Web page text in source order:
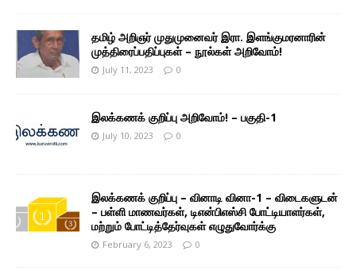
தமிழ் அறிஞர் முதுமுனைவர் இரா. இளங்குமரனாரின்
முத்திரைப்பதிப்புகள் – நூல்கள் அறிவோம்!
July 11, 2023 0
இலக்கணக் குறிப்பு அறிவோம்! – பகுதி-1
July 10, 2023 0
இலக்கணக் குறிப்பு – வினாடி வினா-1 – விடைகளுடன்
– பள்ளி மாணவர்கள், டிஎன்பிஎஸ்சி போட்டியாளர்கள்,
மற்றும் போட்டித்தேர்வுகள் எழுதுவோர்க்கு
February 6, 2023 0